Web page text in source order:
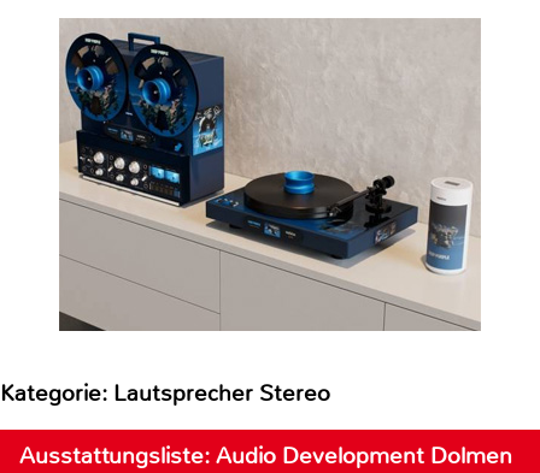
Kategorie: Lautsprecher Stereo
Ausstattungsliste: Audio Development Dolmen